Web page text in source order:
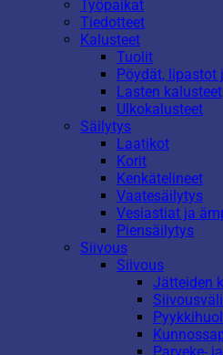
Työpaikat
Tiedotteet
Kalusteet
Tuolit
Pöydät, lipastot
Lasten kalusteet
Ulkokalusteet
Säilytys
Laatikot
Korit
Kenkätelineet
Vaatesäilytys
Vesiastiat ja
Piensäilytys
Siivous
Siivous
Jätteiden